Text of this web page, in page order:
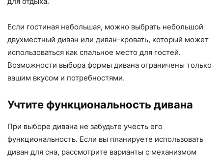
Если гостиная небольшая, можно выбрать небольшой
двухместный диван или диван-кровать, который может
использоваться как спальное место для гостей.
Возможности выбора формы дивана ограничены только
вашим вкусом и потребностями.
Учтите функциональность дивана
При выборе дивана не забудьте учесть его
функциональность. Если вы планируете использовать
диван для сна, рассмотрите варианты с механизмом